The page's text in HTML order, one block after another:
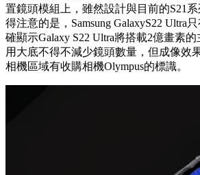
置鏡頭模組上，雖然設計與目前的S21
得注意的是，Samsung GalaxyS22 Ultra
確顯示Galaxy S22 Ultra將搭載2億畫素
用大底不得不減少鏡頭數量，但成像效
相機區域有收購相機Olympus的標識。